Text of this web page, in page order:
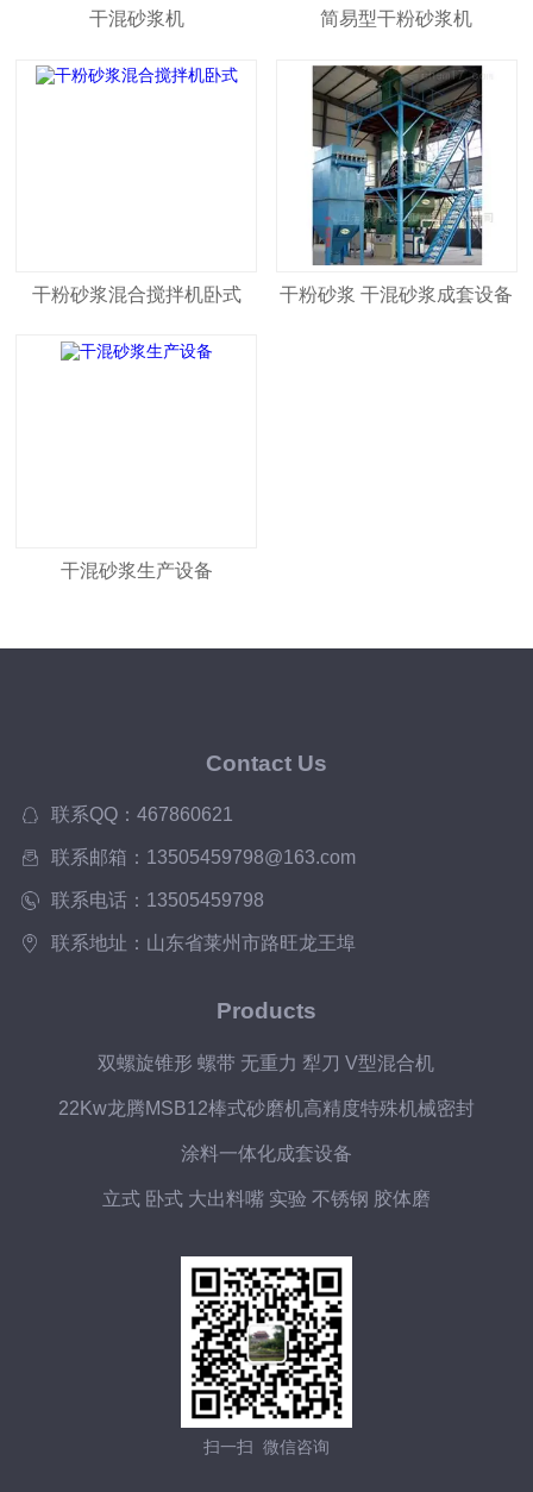
干混砂浆机 简易型干粉砂浆机
干粉砂浆混合搅拌机卧式 干粉砂浆 干混砂浆成套设备
干混砂浆生产设备
Contact Us
联系QQ：467860621
联系邮箱：13505459798@163.com
联系电话：13505459798
联系地址：山东省莱州市路旺龙王埠
Products
双螺旋锥形 螺带 无重力 犁刀 V型混合机
22Kw龙腾MSB12棒式砂磨机高精度特殊机械密封
涂料一体化成套设备
立式 卧式 大出料嘴 实验 不锈钢 胶体磨
扫一扫 微信咨询